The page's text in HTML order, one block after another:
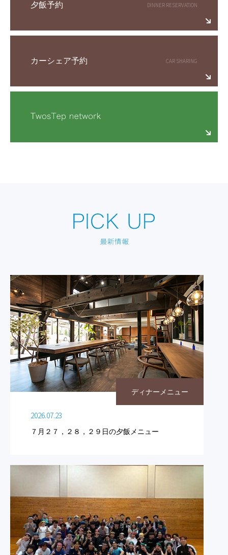
夕飯予約
カーシェア予約
ディナーメニュー
2026.07.23
７月２７，２８，２９日の夕飯メニュー